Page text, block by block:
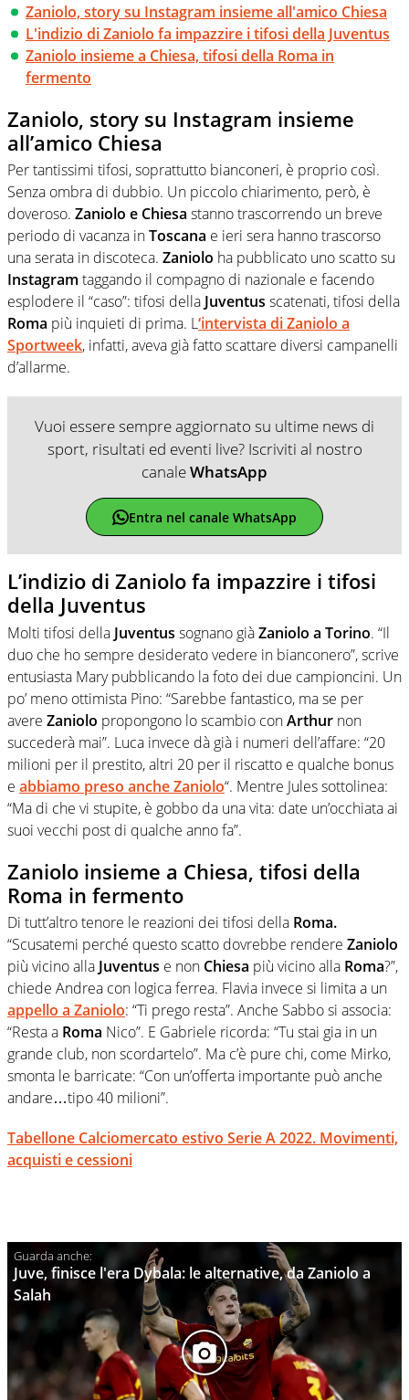
Zaniolo, story su Instagram insieme all'amico Chiesa
L'indizio di Zaniolo fa impazzire i tifosi della Juventus
Zaniolo insieme a Chiesa, tifosi della Roma in
fermento
Zaniolo, story su Instagram insieme
all’amico Chiesa
Per tantissimi tifosi, soprattutto bianconeri, è proprio così.
Senza ombra di dubbio. Un piccolo chiarimento, però, è
doveroso. Zaniolo e Chiesa stanno trascorrendo un breve
periodo di vacanza inToscana e ieri sera hanno trascorso
una serata in discoteca. Zaniolo ha pubblicato uno scatto su
Instagram taggando il compagno di nazionale e facendo
esplodere il “caso”: tifosi della Juventus scatenati, tifosi della
Roma più inquieti di prima. L‘intervista diZaniolo a
Sportweek, infatti, aveva già fatto scattare diversi campanelli
d’allarme.
Vuoi essere sempre aggiornato su ultime news di
sport, risultati ed eventi live? Iscriviti al nostro
canaleWhatsApp
Entra nel canale WhatsApp
L’indizio di Zaniolo fa impazzire i tifosi
della Juventus
Molti tifosi della Juventus sognano giàZaniolo a Torino. “Il
duo che ho sempre desiderato vedere in bianconero”, scrive
entusiasta Mary pubblicando la foto dei due campioncini. Un
po’ meno ottimista Pino: “Sarebbe fantastico, ma se per
avere Zaniolo propongono lo scambio conArthur non
succederà mai”. Luca invece dà già i numeri dell’affare: “20
milioni per il prestito, altri 20 per il riscatto e qualche bonus
e abbiamo preso ancheZaniolo“. Mentre Jules sottolinea:
“Ma di che vi stupite, è gobbo da una vita: date un’occhiata ai
suoi vecchi post di qualche anno fa”.
Zaniolo insieme a Chiesa, tifosi della
Roma in fermento
Di tutt’altro tenore le reazioni dei tifosi della Roma.
“Scusatemi perché questo scatto dovrebbe rendere Zaniolo
più vicino alla Juventus e non Chiesa più vicino alla Roma?”,
chiede Andrea con logica ferrea. Flavia invece si limita a un
appello a Zaniolo: “Ti prego resta”. Anche Sabbo si associa:
“Resta a Roma Nico”. E Gabriele ricorda: “Tu stai gia in un
grande club, non scordartelo”. Ma c’è pure chi, come Mirko,
smonta le barricate: “Con un’offerta importante può anche
andare…tipo 40 milioni”.
Tabellone Calciomercato estivo Serie A 2022. Movimenti,
acquisti e cessioni
Juve, finisce l'era Dybala: le alternative, da Zaniolo a
Salah